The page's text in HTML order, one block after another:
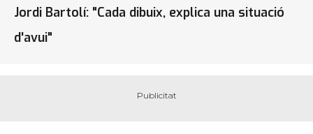
Jordi Bartolí: "Cada dibuix, explica una situació
d'avui"